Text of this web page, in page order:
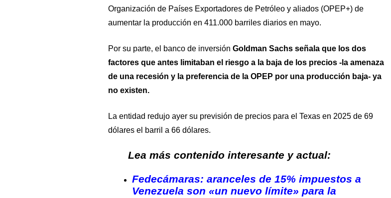
Organización de Países Exportadores de Petróleo y aliados (OPEP+) de
aumentar la producción en 411.000 barriles diarios en mayo.
Por su parte, el banco de inversión Goldman Sachs señala que los dos
factores que antes limitaban el riesgo a la baja de los precios -la amenaza
de una recesión y la preferencia de la OPEP por una producción baja- ya
no existen.
La entidad redujo ayer su previsión de precios para el Texas en 2025 de 69
dólares el barril a 66 dólares.
Lea más contenido interesante y actual:
Fedecámaras: aranceles de 15% impuestos a
Venezuela son «un nuevo límite» para la